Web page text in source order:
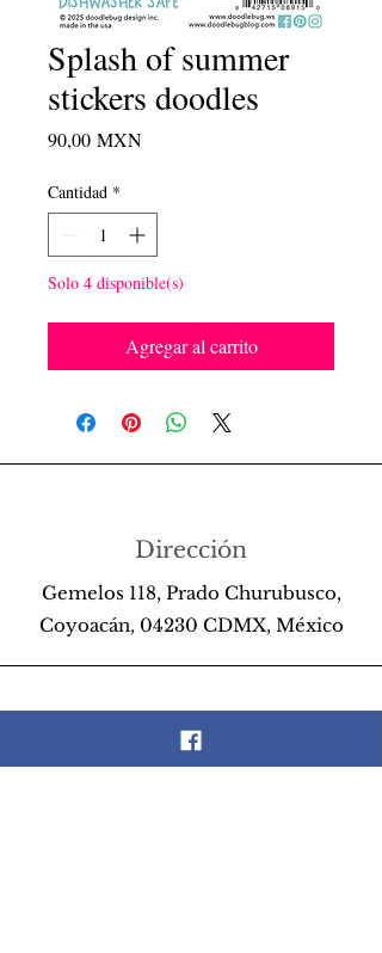
Splash of summer
stickers doodles
90,00 MXNPrecio
Cantidad *
Solo 4 disponible(s)
Agregar al carrito
Dirección
Gemelos 118, Prado Churubusco,
Coyoacán, 04230 CDMX, México
Teléfono